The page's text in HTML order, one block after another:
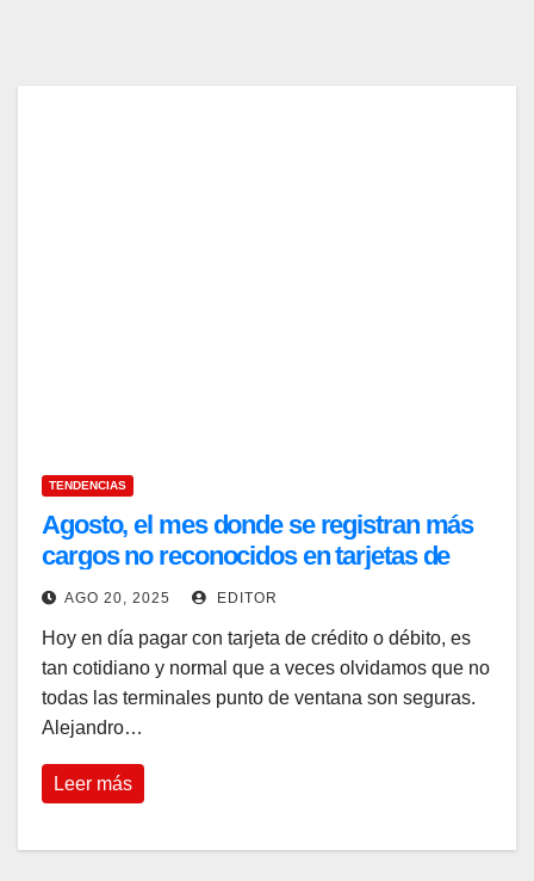
TENDENCIAS
Agosto, el mes donde se registran más
cargos no reconocidos en tarjetas de
crédito
AGO 20, 2025 EDITOR
Hoy en día pagar con tarjeta de crédito o débito, es
tan cotidiano y normal que a veces olvidamos que no
todas las terminales punto de ventana son seguras.
Alejandro…
Leer más